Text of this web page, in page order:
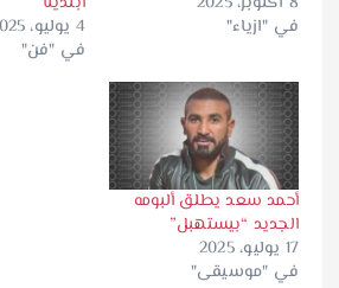
في "ازياء"
4 يوليو، 2025
في "فن"
أحمد سعد يطلق ألبومه
الجديد “بيستهبل”
17 يوليو، 2025
في "موسيقى"